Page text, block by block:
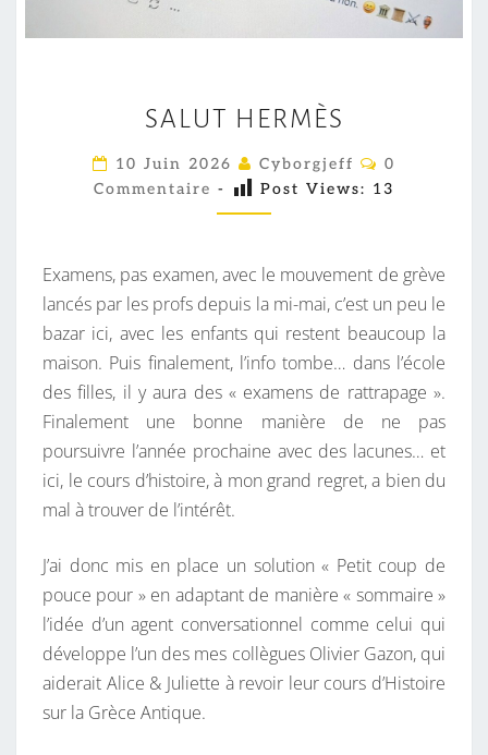
A
L
U
T
E
R
M
È
S
SALUT HERMÈS
10 Juin 2026 Cyborgjeff
C
M
A
I
R
E
0
Commentaire - Post Views: 13
Examens, pas examen, avec le mouvement de grève
lancés par les profs depuis la mi-mai, c’est un peu le
bazar ici, avec les enfants qui restent beaucoup la
maison. Puis finalement, l’info tombe… dans l’école
des filles, il y aura des « examens de rattrapage ».
Finalement une bonne manière de ne pas
poursuivre l’année prochaine avec des lacunes… et
ici, le cours d’histoire, à mon grand regret, a bien du
mal à trouver de l’intérêt.
J’ai donc mis en place un solution « Petit coup de
pouce pour » en adaptant de manière « sommaire »
l’idée d’un agent conversationnel comme celui qui
développe l’un des mes collègues Olivier Gazon, qui
aiderait Alice & Juliette à revoir leur cours d’Histoire
sur la Grèce Antique.